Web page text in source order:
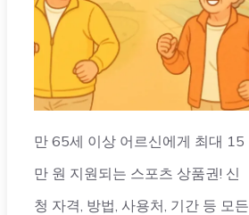
만 65세 이상 어르신에게 최대 15
만 원 지원되는 스포츠 상품권! 신
청 자격, 방법, 사용처, 기간 등 모든